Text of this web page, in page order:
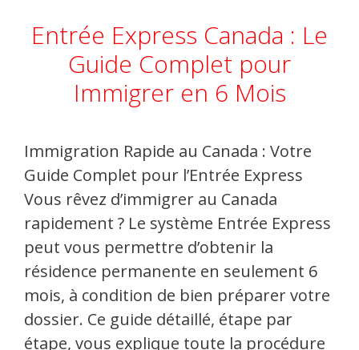
Entrée Express Canada : Le
Guide Complet pour
Immigrer en 6 Mois
Immigration Rapide au Canada : Votre
Guide Complet pour l’Entrée Express
Vous rêvez d’immigrer au Canada
rapidement ? Le système Entrée Express
peut vous permettre d’obtenir la
résidence permanente en seulement 6
mois, à condition de bien préparer votre
dossier. Ce guide détaillé, étape par
étape, vous explique toute la procédure